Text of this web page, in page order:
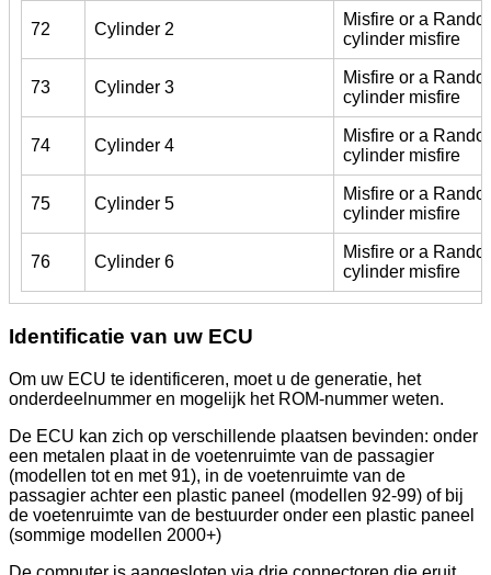
72 Cylinder 2
Misfire or a
cylinder misfire
73 Cylinder 3
Misfire or a
cylinder misfire
74 Cylinder 4
Misfire or a
cylinder misfire
75 Cylinder 5
Misfire or a
cylinder misfire
76 Cylinder 6
Misfire or a
cylinder misfire
Identificatie van uw ECU
Om uw ECU te identificeren, moet u de generatie, het
onderdeelnummer en mogelijk het ROM-nummer weten.
De ECU kan zich op verschillende plaatsen bevinden: onder
een metalen plaat in de voetenruimte van de passagier
(modellen tot en met 91), in de voetenruimte van de
passagier achter een plastic paneel (modellen 92-99) of bij
de voetenruimte van de bestuurder onder een plastic paneel
(sommige modellen 2000+)